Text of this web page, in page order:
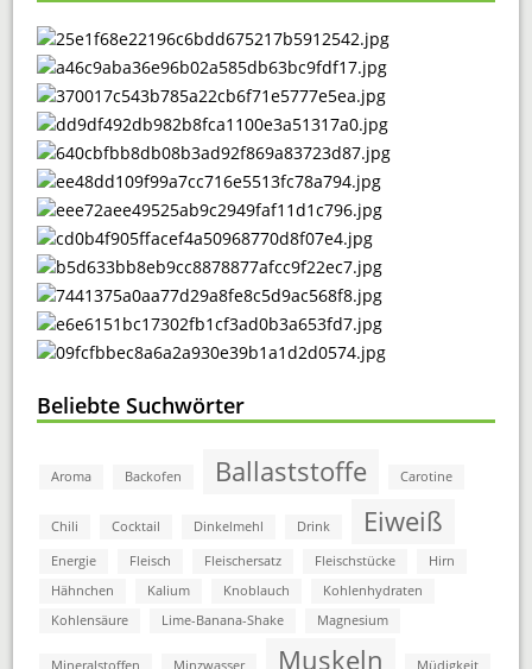
Beliebte Suchwörter
Aroma Backofen Ballaststoffe Carotine
Chili Cocktail Dinkelmehl Drink Eiweiß
Energie Fleisch Fleischersatz Fleischstücke
Hirn
Hähnchen
Kalium Knoblauch
Kohlenhydraten
Kohlensäure
Lime-Banana-Shake Magnesium
Mineralstoffen Minzwasser Muskeln Müdigkeit